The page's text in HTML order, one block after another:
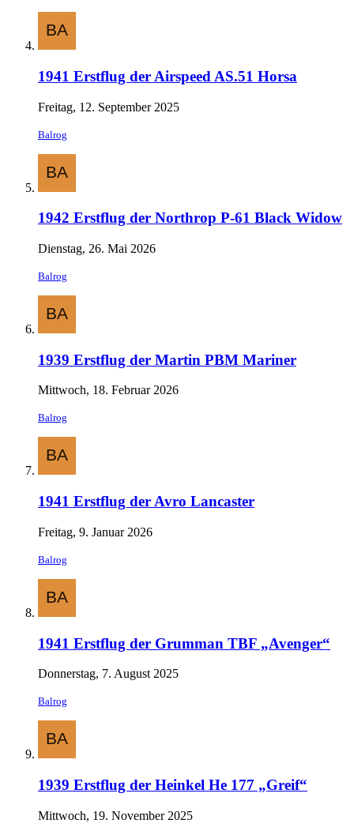
1941 Erstflug der Airspeed AS.51 Horsa
Freitag, 12. September 2025
Balrog
1942 Erstflug der Northrop P-61 Black Widow
Dienstag, 26. Mai 2026
Balrog
1939 Erstflug der Martin PBM Mariner
Mittwoch, 18. Februar 2026
Balrog
1941 Erstflug der Avro Lancaster
Freitag, 9. Januar 2026
Balrog
1941 Erstflug der Grumman TBF „Avenger“
Donnerstag, 7. August 2025
Balrog
1939 Erstflug der Heinkel He 177 „Greif“
Mittwoch, 19. November 2025